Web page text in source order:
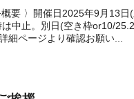
概要 〉開催日2025年9月13
中止。別日(空き枠or10/
細ページより確認お願い...